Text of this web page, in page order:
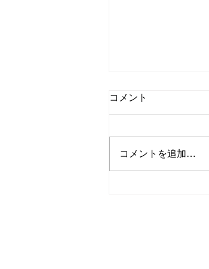
コメント
コメントを追加…